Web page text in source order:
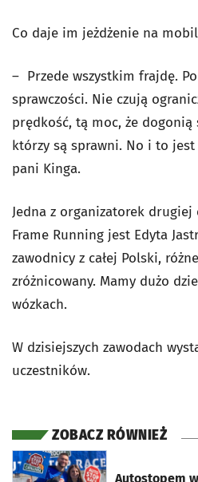
Co daje im jeżdżenie na
– Przede wszystkim frajdę.
sprawczości. Nie czują
prędkość, tą moc, że
którzy są sprawni. No i to
pani Kinga.
Jedna z organizatorek
Frame Running jest Edyta
zawodnicy z całej Polski,
zróżnicowany. Mamy dużo
wózkach.
W dzisiejszych zawodach
uczestników.
ZOBACZ RÓWNIEŻ
Autostopem w
otworzy się w nowej karcie